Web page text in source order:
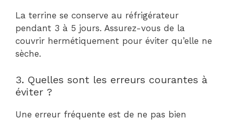
La terrine se conserve au réfrigérateur
pendant 3 à 5 jours. Assurez-vous de la
couvrir hermétiquement pour éviter qu’elle ne
sèche.
3. Quelles sont les erreurs courantes à
éviter ?
Une erreur fréquente est de ne pas bien